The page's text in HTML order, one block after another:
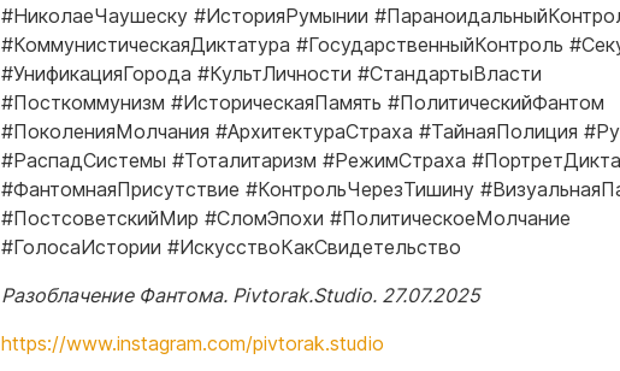
#НиколаеЧаушеску #ИсторияРумынии
#КоммунистическаяДиктатура #ГосударственныйКонтроль
#УнификацияГорода #КультЛичности #СтандартыВласти
#Посткоммунизм #ИсторическаяПамять #ПолитическийФантом
#ПоколенияМолчания #АрхитектураСтраха #ТайнаяПолиция
#РаспадСистемы #Тоталитаризм #РежимСтраха
#ФантомнаяПрисутствие #КонтрольЧерезТишину
#ПостсоветскийМир #СломЭпохи #ПолитическоеМолчание
#ГолосаИстории #ИскусствоКакСвидетельство
Разоблачение Фантома. Pivtorak.Studio. 27.07.2025
https://www.instagram.com/pivtorak.studio